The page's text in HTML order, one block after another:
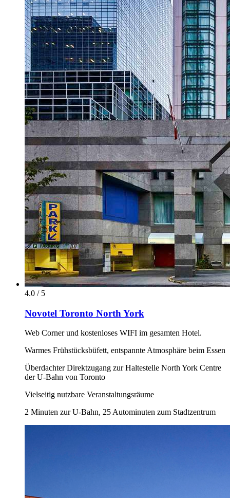
4.0 / 5
Novotel Toronto North York
Web Corner und kostenloses WIFI im gesamten Hotel.
Warmes Frühstücksbüfett, entspannte Atmosphäre beim Essen
Überdachter Direktzugang zur Haltestelle North York Centre
der U-Bahn von Toronto
Vielseitig nutzbare Veranstaltungsräume
2 Minuten zur U-Bahn, 25 Autominuten zum Stadtzentrum